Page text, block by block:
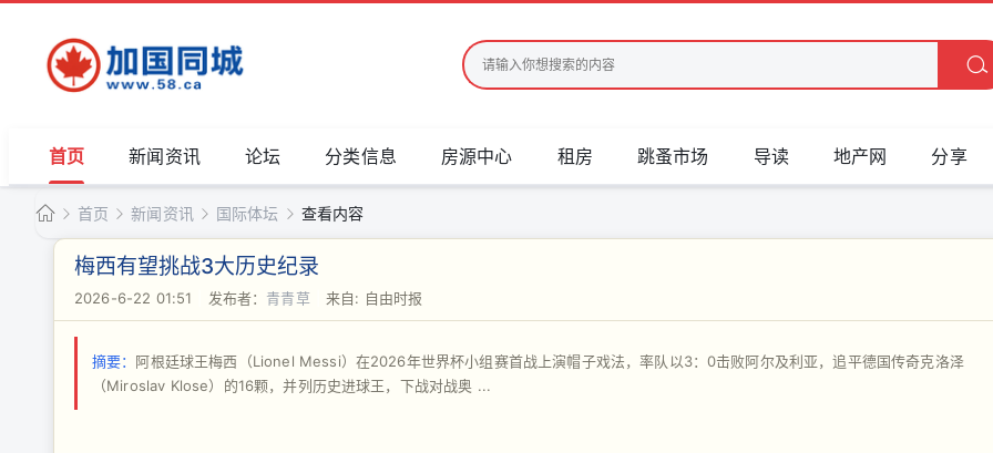
首页 新闻资讯 论坛 分类信息 房源中心 租房 跳蚤市场 导读 地产网 分享
加
首页
›
新闻资讯 国际体坛
›
查看内容
梅西有望挑战3大历史纪录
2026-6-22 01:51 发布者： 青青草 来自: 自由时报
摘要： 阿根廷球王梅西（Lionel Messi）在2026年世界杯小组赛首战上演帽子戏法，率队以3：0击败阿尔及利亚，追平德国传奇克洛泽
（Miroslav Klose）的16颗，并列历史进球王，下战对战奥 ...